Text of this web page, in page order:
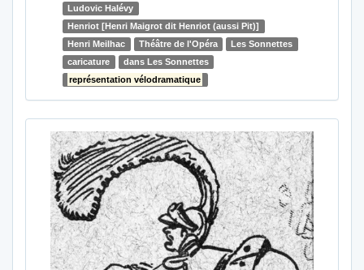
Ludovic Halévy
Henriot [Henri Maigrot dit Henriot (aussi Pit)]
Henri Meilhac
Théâtre de l'Opéra
Les Sonnettes
caricature
dans Les Sonnettes
représentation vélodramatique